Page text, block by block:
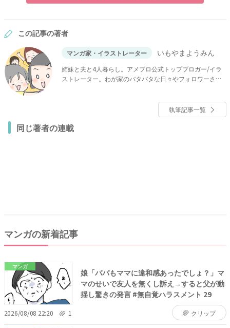
この記事の著者
マンガ家・イラストレーター いもやまようみん
姉妹と夫と4人暮らし。アメブロ公式トップブロガー/イラ
ストレーター。わが家のバタバタな日々やフォロワーさん
執筆記事一覧
同じ著者の連載
マンガの新着記事
マンガ
娘「パパもママに違和感あったでしょ？」マ
マのせいで友人を無くし訴え→すると父が動
揺し驚きの発言 #無自覚ハラスメント 29
2026/08/08 22:20 1 クリップ